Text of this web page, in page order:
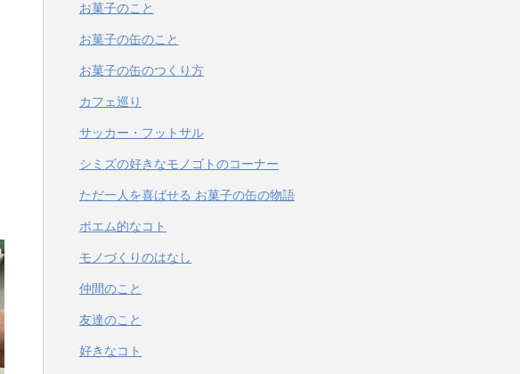
お菓子のこと
お菓子の缶のこと
お菓子の缶のつくり方
カフェ巡り
サッカー・フットサル
シミズの好きなモノゴトのコーナー
ただ一人を喜ばせる お菓子の缶の物語
ポエム的なコト
モノづくりのはなし
仲間のこと
友達のこと
好きなコト